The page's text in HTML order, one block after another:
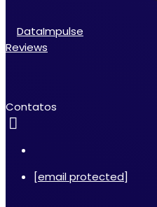
DataImpulse
Reviews
Contatos
[email protected]